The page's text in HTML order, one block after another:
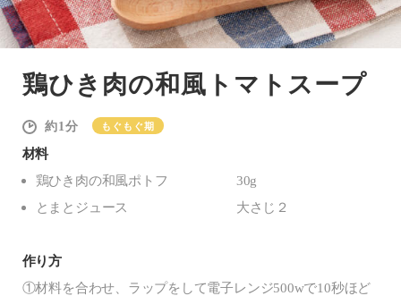
鶏ひき肉の和風トマトスープ
1 もぐもぐ期
材料
鶏ひき肉の和風ポトフ 30g
とまとジュース 大さじ２
作り方
①材料を合わせ、ラップをして電子レンジ500wで10秒ほど